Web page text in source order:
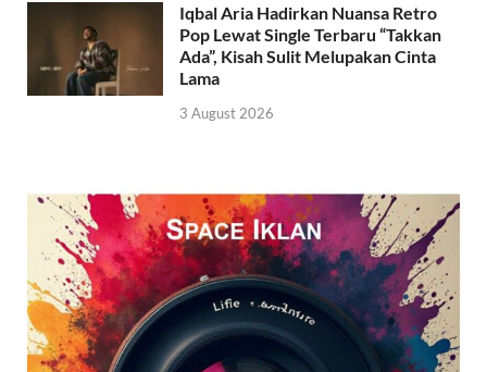
Iqbal Aria Hadirkan Nuansa Retro
Pop Lewat Single Terbaru “Takkan
Ada”, Kisah Sulit Melupakan Cinta
Lama
3 August 2026